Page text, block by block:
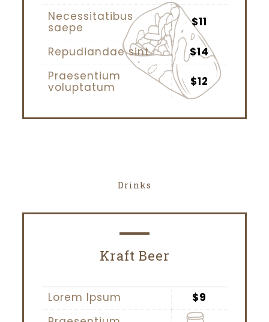
Necessitatibus
saepe $11
Repudiandae sint
$14
Praesentium
voluptatum $12
Drinks
Kraft Beer
Lorem Ipsum
$9